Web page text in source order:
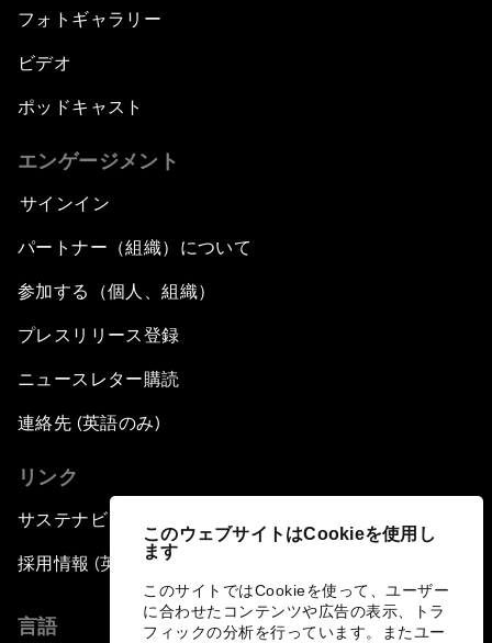
このウェブサイトはCookieを使用し
ます
このサイトではCookieを使って、ユーザー
に合わせたコンテンツや広告の表示、トラ
フィックの分析を行っています。またユー
フォトギャラリー
ビデオ
ポッドキャスト
エンゲージメント
サインイン
パートナー（組織）について
参加する（個人、組織）
プレスリリース登録
ニュースレター購読
連絡先 (英語のみ)
リンク
サステナビリティへの取り組み
採用情報 (英語のみ)
言語